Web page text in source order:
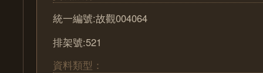
統一編號:故觀004064
排架號:521
資料類型：